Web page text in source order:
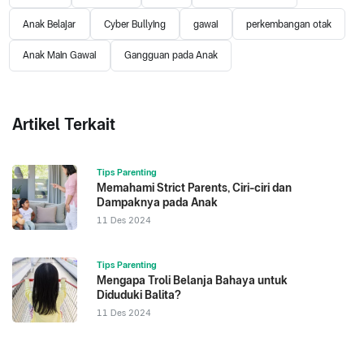
Anak Belajar Cyber Bullying gawai perkembangan otak
Anak Main Gawai Gangguan pada Anak
Artikel Terkait
Tips Parenting
Memahami Strict Parents, Ciri-ciri dan
Dampaknya pada Anak
11 Des 2024
Tips Parenting
Mengapa Troli Belanja Bahaya untuk
Diduduki Balita?
11 Des 2024